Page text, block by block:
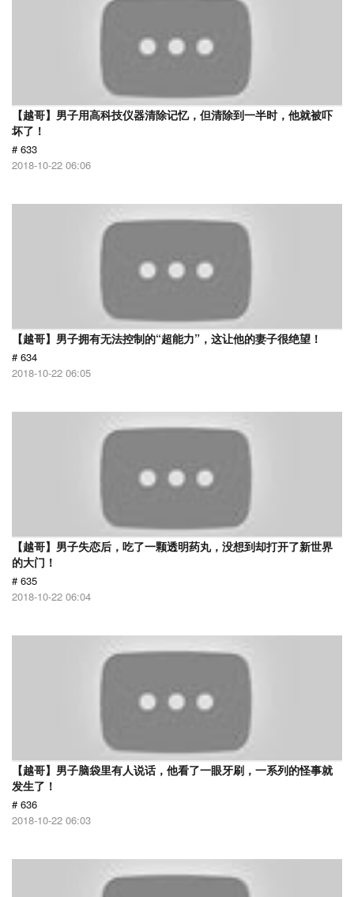
【越哥】男子用高科技仪器清除记忆，但清除到一半时，他就被吓
坏了！
# 633
2018-10-22 06:06
【越哥】男子拥有无法控制的“超能力”，这让他的妻子很绝望！
# 634
2018-10-22 06:05
【越哥】男子失恋后，吃了一颗透明药丸，没想到却打开了新世界
的大门！
# 635
2018-10-22 06:04
【越哥】男子脑袋里有人说话，他看了一眼牙刷，一系列的怪事就
发生了！
# 636
2018-10-22 06:03